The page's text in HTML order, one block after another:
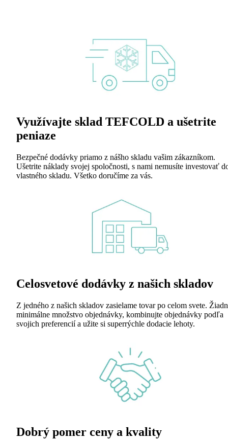
Využívajte sklad TEFCOLD a ušetrite
peniaze
Bezpečné dodávky priamo z nášho skladu vašim zákazníkom.
Ušetrite náklady svojej spoločnosti, s nami nemusíte investovať
vlastného skladu. Všetko doručíme za vás.
Celosvetové dodávky z našich skladov
Z jedného z našich skladov zasielame tovar po celom svete.
minimálne množstvo objednávky, kombinujte objednávky podľa
svojich preferencií a užite si superrýchle dodacie lehoty.
Dobrý pomer ceny a kvality